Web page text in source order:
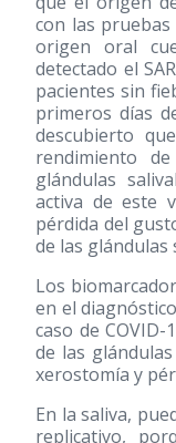
con las
origen oral
detectado el
pacientes sin
primeros días
descubierto
rendimiento
glándulas
activa de este
pérdida del
de las glándulas
Los
en el
caso de
de las
xerostomía y
En la saliva,
replicativo,